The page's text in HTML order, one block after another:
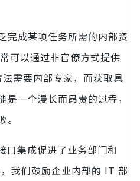
完成某项任务所需的内部资
可以通过非官僚方式提供
需要内部专家，而获取具
一个漫长而昂贵的过程，
口集成促进了业务部门和
我们鼓励企业内部的 IT 部